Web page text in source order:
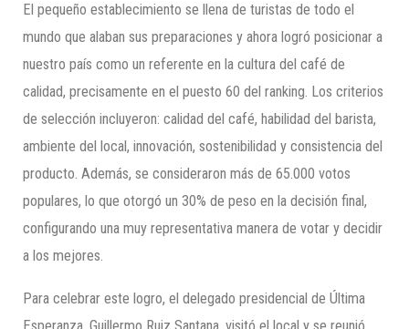
El pequeño establecimiento se llena de turistas de todo el
mundo que alaban sus preparaciones y ahora logró posicionar a
nuestro país como un referente en la cultura del café de
calidad, precisamente en el puesto 60 del ranking. Los criterios
de selección incluyeron: calidad del café, habilidad del barista,
ambiente del local, innovación, sostenibilidad y consistencia del
producto. Además, se consideraron más de 65.000 votos
populares, lo que otorgó un 30% de peso en la decisión final,
configurando una muy representativa manera de votar y decidir
a los mejores.
Para celebrar este logro, el delegado presidencial de Última
Esperanza, Guillermo Ruiz Santana, visitó el local y se reunió